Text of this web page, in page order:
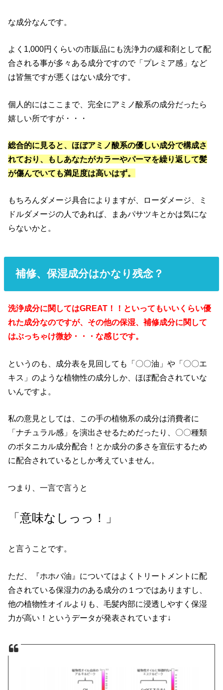
な成分なんです。
よく1,000円くらいの市販品にも洗浄力の緩和剤として配
合される事が多々ある成分ですので「プレミア感」など
は皆無ですが悪くはない成分です。
個人的にはここまで、完全にアミノ酸系の成分だったら
嬉しい所ですが・・・
総合的に見ると、ほぼアミノ酸系の優しい成分で構成さ
れており、もしあなたがカラーやパーマを繰り返して髪
が傷んでいても満足度は高いはず。
もちろんダメージ具合によりますが、ローダメージ、ミ
ドルダメージの人であれば、まあパサツキとかは気にな
らないかと。
補修、保湿成分はかなり残念？
洗浄成分に関してはGREAT！！といってもいいくらい優
れた成分なのですが、その他の保湿、補修成分に関して
はぶっちゃけ微妙・・・な感じです。
というのも、成分表を見回しても「〇〇油」や「〇〇エ
キス」のような植物性の成分しか、ほぼ配合されていな
いんですよ。
私の意見としては、この手の植物系の成分は消費者に
「ナチュラル感」を演出させるためだったり、〇〇種類
のボタニカル成分配合！とか成分の多さを宣伝するため
に配合されているとしか考えていません。
つまり、一言で言うと
「意味なしっっ！」
と言うことです。
ただ、『ホホバ油』についてはよくトリートメントに配
合されている保湿力のある成分の１つではありますし、
他の植物性オイルよりも、毛髪内部に浸透しやすく保湿
力が高い！というデータが発表されています↓